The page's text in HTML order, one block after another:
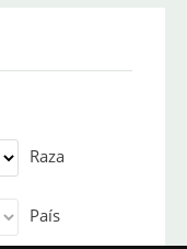
Raza
País